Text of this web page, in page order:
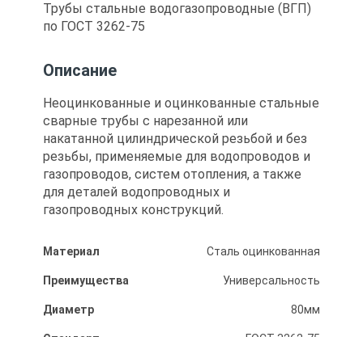
Трубы стальные водогазопроводные (ВГП)
по ГОСТ 3262-75
Описание
Неоцинкованные и оцинкованные стальные
сварные трубы с нарезанной или
накатанной цилиндрической резьбой и без
резьбы, применяемые для водопроводов и
газопроводов, систем отопления, а также
для деталей водопроводных и
газопроводных конструкций.
Материал Сталь оцинкованная
Преимущества Универсальность
Диаметр 80мм